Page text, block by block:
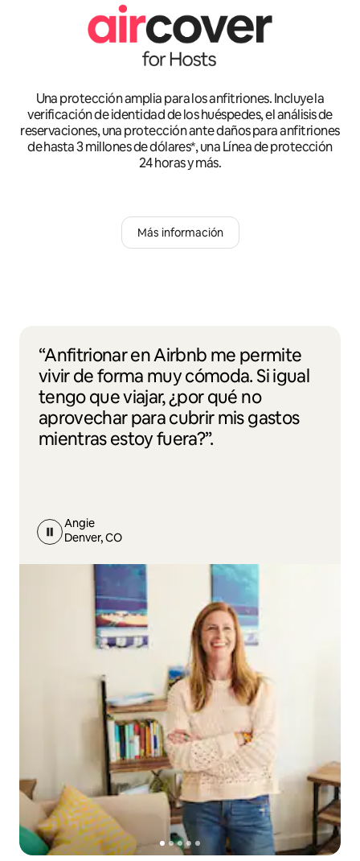
Una protección amplia para los anfitriones. Incluye la
verificación de identidad de los huéspedes, el análisis de
reservaciones, una protección ante daños para anfitriones
de hasta 3 millones de dólares*, una Línea de protección
24 horas y más.
Más información
“Anfitrionar en Airbnb me permite
vivir de forma muy cómoda. Si igual
tengo que viajar, ¿por qué no
aprovechar para cubrir mis gastos
mientras estoy fuera?”.
Angie
Denver, CO